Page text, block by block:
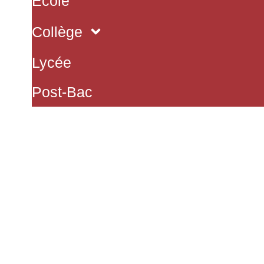
Collège
Lycée
Post-Bac